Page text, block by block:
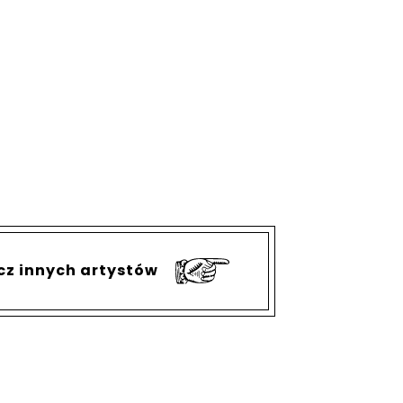
innych artystów